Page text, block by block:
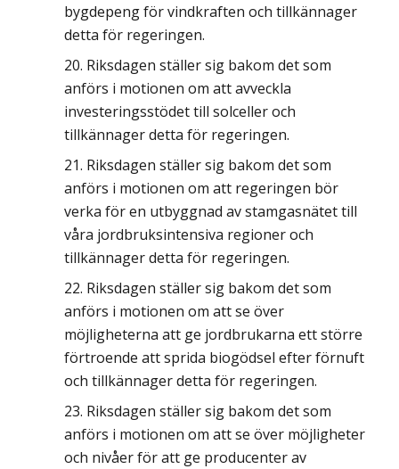
bygdepeng för vindkraften och tillkännager
detta för regeringen.
Riksdagen ställer sig bakom det som
anförs i motionen om att avveckla
investeringsstödet till solceller och
tillkännager detta för regeringen.
Riksdagen ställer sig bakom det som
anförs i motionen om att regeringen bör
verka för en utbyggnad av stamgasnätet till
våra jordbruksintensiva regioner och
tillkännager detta för regeringen.
Riksdagen ställer sig bakom det som
anförs i motionen om att se över
möjligheterna att ge jordbrukarna ett större
förtroende att sprida biogödsel efter förnuft
och tillkännager detta för regeringen.
Riksdagen ställer sig bakom det som
anförs i motionen om att se över möjligheter
och nivåer för att ge producenter av